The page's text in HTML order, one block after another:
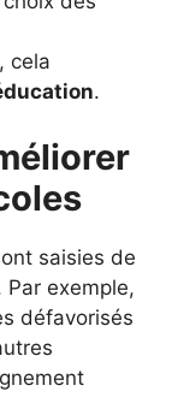
cela
.
saisies de
Par exemple,
défavorisés